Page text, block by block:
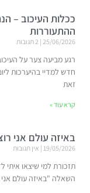
ההתעוררות
25/06/2026
רגע מביעה צער על
חדש למדיי בהיערכות
זאת
קרא עוד »
באיזה עולם אני
19/05/2026 אין תגובות
תזכורת למי שיצאו
השאלה "באיזה עולם אני